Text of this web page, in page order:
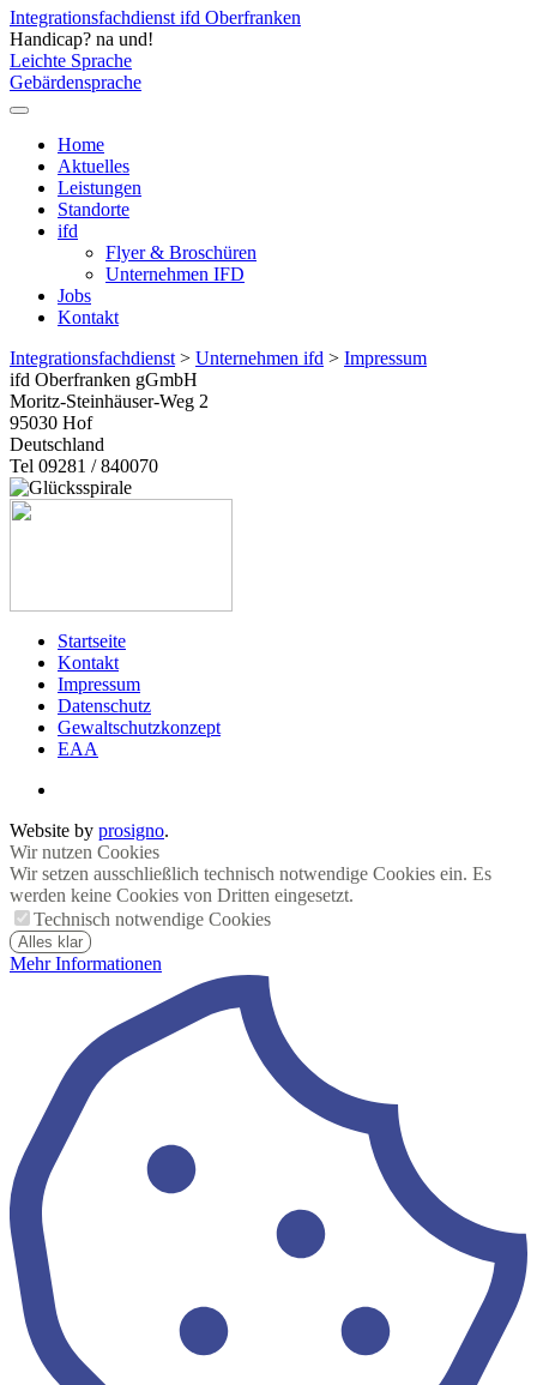
Integrationsfachdienst ifd Oberfranken
Handicap? na und!
Leichte Sprache
Gebärdensprache
Home
Aktuelles
Leistungen
Standorte
ifd
Flyer & Broschüren
Unternehmen IFD
Jobs
Kontakt
Integrationsfachdienst > Unternehmen ifd > Impressum
ifd Oberfranken gGmbH
Moritz-Steinhäuser-Weg 2
95030 Hof
Deutschland
Tel 09281 / 840070
Startseite
Kontakt
Impressum
Datenschutz
Gewaltschutzkonzept
EAA
Website by prosigno.
Wir nutzen Cookies
Wir setzen ausschließlich technisch notwendige Cookies ein. Es
werden keine Cookies von Dritten eingesetzt.
Technisch notwendige Cookies
Alles klar
Mehr Informationen